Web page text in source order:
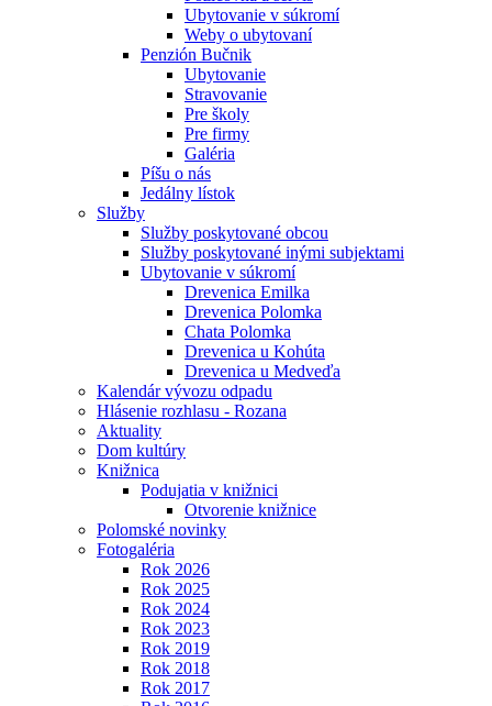
Ubytovanie v súkromí
Weby o ubytovaní
Penzión Bučnik
Ubytovanie
Stravovanie
Pre školy
Pre firmy
Galéria
Píšu o nás
Jedálny lístok
Služby
Služby poskytované obcou
Služby poskytované inými subjektami
Ubytovanie v súkromí
Drevenica Emilka
Drevenica Polomka
Chata Polomka
Drevenica u Kohúta
Drevenica u Medveďa
Kalendár vývozu odpadu
Hlásenie rozhlasu - Rozana
Aktuality
Dom kultúry
Knižnica
Podujatia v knižnici
Otvorenie knižnice
Polomské novinky
Fotogaléria
Rok 2026
Rok 2025
Rok 2024
Rok 2023
Rok 2019
Rok 2018
Rok 2017